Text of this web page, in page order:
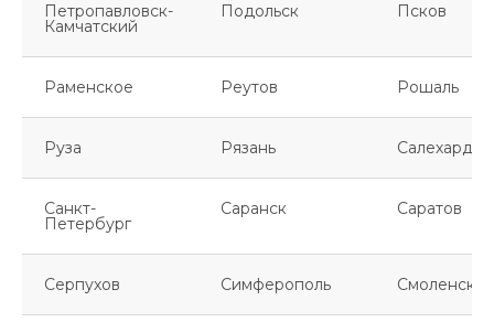
Петропавловск-
Камчатский
Подольск Псков
Раменское Реутов Рошаль
Руза Рязань Салехард
Санкт-
Петербург
Саранск Саратов
Серпухов Симферополь Смоленск